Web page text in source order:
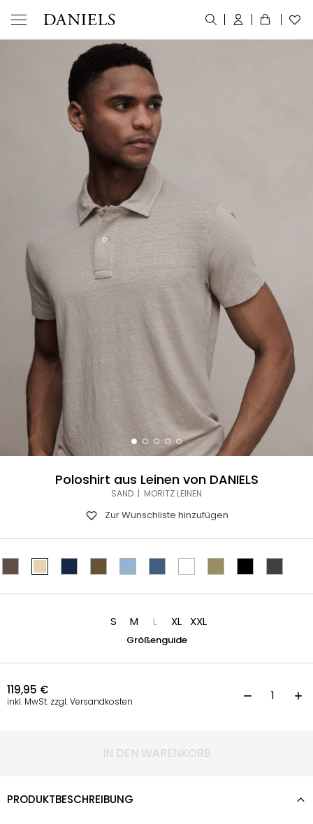
Poloshirt aus Leinen von DANIELS
SAND | MORITZ LEINEN
Zur Wunschliste hinzufügen
S M L XL XXL
Größenguide
119,95 €
inkl. MwSt. zzgl. Versandkosten
IN DEN WARENKORB
PRODUKTBESCHREIBUNG